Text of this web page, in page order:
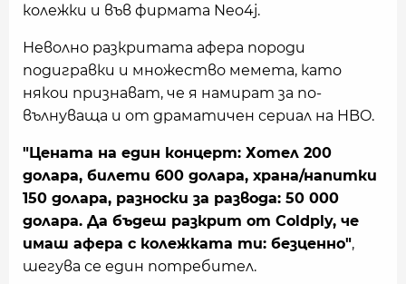
колежки и във фирмата Neo4j.
Неволно разкритата афера породи
подигравки и множество мемета, като
някои признават, че я намират за по-
вълнуваща и от драматичен сериал на HBO.
"Цената на един концерт: Хотел 200
долара, билети 600 долара, храна/напитки
150 долара, разноски за развода: 50 000
долара. Да бъдеш разкрит от Coldply, че
имаш афера с колежката ти: безценно",
шегува се един потребител.